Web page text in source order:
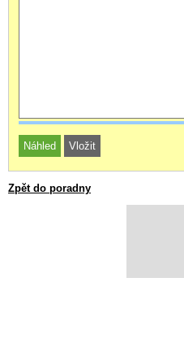
Zpět do poradny